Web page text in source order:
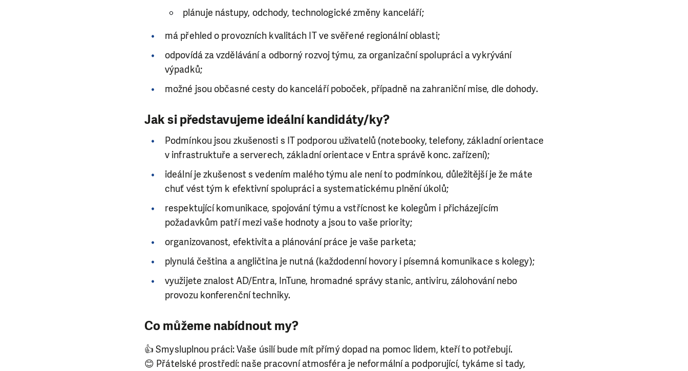
plánuje nástupy, odchody, technologické změny kanceláří;
má přehled o provozních kvalitách IT ve svěřené regionální oblasti;
odpovídá za vzdělávání a odborný rozvoj týmu, za organizační spolupráci a vykrývání
výpadků;
možné jsou občasné cesty do kanceláří poboček, případně na zahraniční mise, dle dohody.
Jak si představujeme ideální kandidáty/ky?
Podmínkou jsou zkušenosti s IT podporou uživatelů (notebooky, telefony, základní orientace
v infrastruktuře a serverech, základní orientace v Entra správě konc. zařízení);
ideální je zkušenost s vedením malého týmu ale není to podmínkou, důležitější je že máte
chuť vést tým k efektivní spolupráci a systematickému plnění úkolů;
respektující komunikace, spojování týmu a vstřícnost ke kolegům i přicházejícím
požadavkům patří mezi vaše hodnoty a jsou to vaše priority;
organizovanost, efektivita a plánování práce je vaše parketa;
plynulá čeština a angličtina je nutná (každodenní hovory i písemná komunikace s kolegy);
využijete znalost AD/Entra, InTune, hromadné správy stanic, antiviru, zálohování nebo
provozu konferenční techniky.
Co můžeme nabídnout my?
👍 Smysluplnou práci: Vaše úsilí bude mít přímý dopad na pomoc lidem, kteří to potřebují.
😊 Přátelské prostředí: naše pracovní atmosféra je neformální a podporující, tykáme si tady,